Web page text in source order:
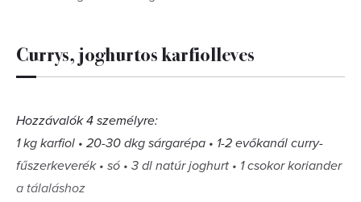
Currys, joghurtos karfiolleves
Hozzávalók 4 személyre:
1 kg karfiol • 20-30 dkg sárgarépa • 1-2 evőkanál curry-
fűszerkeverék • só • 3 dl natúr joghurt • 1 csokor koriander
a tálaláshoz